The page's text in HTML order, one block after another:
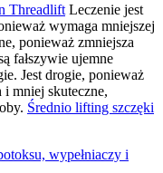
Threadlift Leczenie jest
wymaga mniejszej
ponieważ zmniejsza
fałszywie ujemne
Jest drogie, ponieważ
mniej skuteczne,
Średnio lifting szczęki
wypełniaczy i